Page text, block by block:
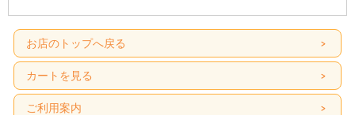
お店のトップへ戻る
カートを見る
ご利用案内